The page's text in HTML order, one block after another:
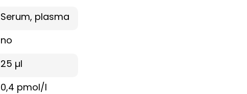
Serum, plasma
no
25 µl
0,4 pmol/l